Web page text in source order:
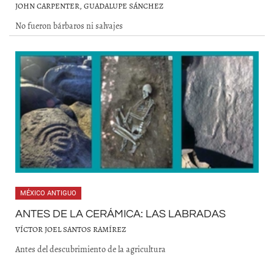
JOHN CARPENTER, GUADALUPE SÁNCHEZ
No fueron bárbaros ni salvajes
MÉXICO ANTIGUO
ANTES DE LA CERÁMICA: LAS LABRADAS
VÍCTOR JOEL SANTOS RAMÍREZ
Antes del descubrimiento de la agricultura